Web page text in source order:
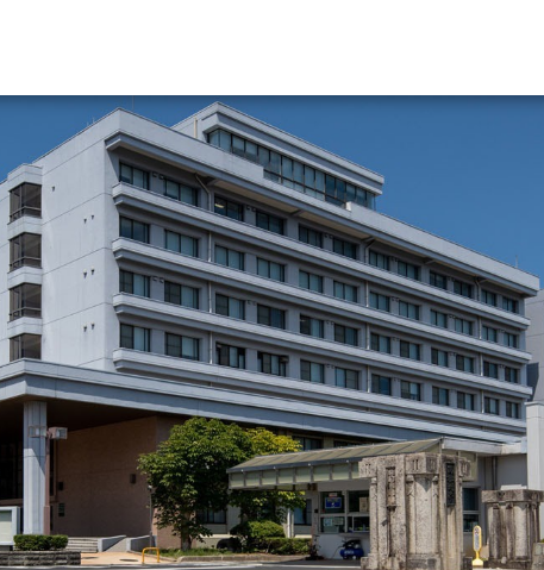
資料請求
大学・短大の資料種類から請求
大学パンフ
学部・学科パンフ
総合型選抜・学校推薦型選抜 募集要項＆願書
大学入学共通テスト利用選抜の募集要項＆願書
大学・短大以外の資料から請求
専門学校の資料請求 大学院の資料請求
留学
大学入学共通テスト「受験案内」の請求